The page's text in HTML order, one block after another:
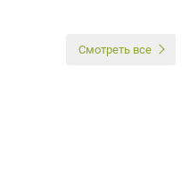
Смотреть все